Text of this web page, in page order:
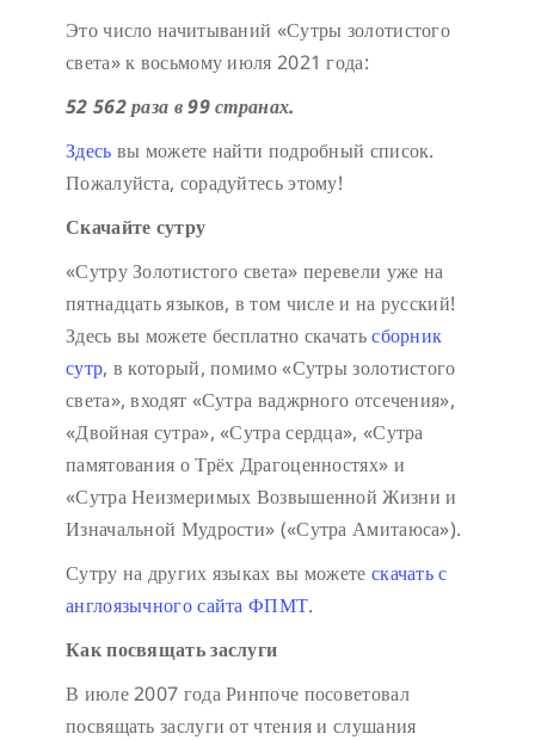
Это число начитываний «Сутры золотистого
света» к восьмому июля 2021 года:
52 562 раза в 99 странах.
Здесь вы можете найти подробный список.
Пожалуйста, сорадуйтесь этому!
Скачайте сутру
«Сутру Золотистого света» перевели уже на
пятнадцать языков, в том числе и на русский!
Здесь вы можете бесплатно скачатьсборник
сутр, в который, помимо «Сутры золотистого
света», входят «Сутра ваджрного отсечения»,
«Двойная сутра», «Сутра сердца», «Сутра
памятования о Трёх Драгоценностях» и
«Сутра Неизмеримых Возвышенной Жизни и
Изначальной Мудрости» («Сутра Амитаюса»).
Сутру на других языках вы можете скачать с
англоязычного сайта ФПМТ.
Как посвящать заслуги
В июле 2007 года Ринпоче посоветовал
посвящать заслуги от чтения и слушания